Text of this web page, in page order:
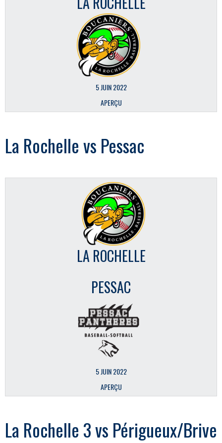
5 JUIN 2022
APERÇU
La Rochelle vs Pessac
LA ROCHELLE
PESSAC
5 JUIN 2022
APERÇU
La Rochelle 3 vs Périgueux/Brive